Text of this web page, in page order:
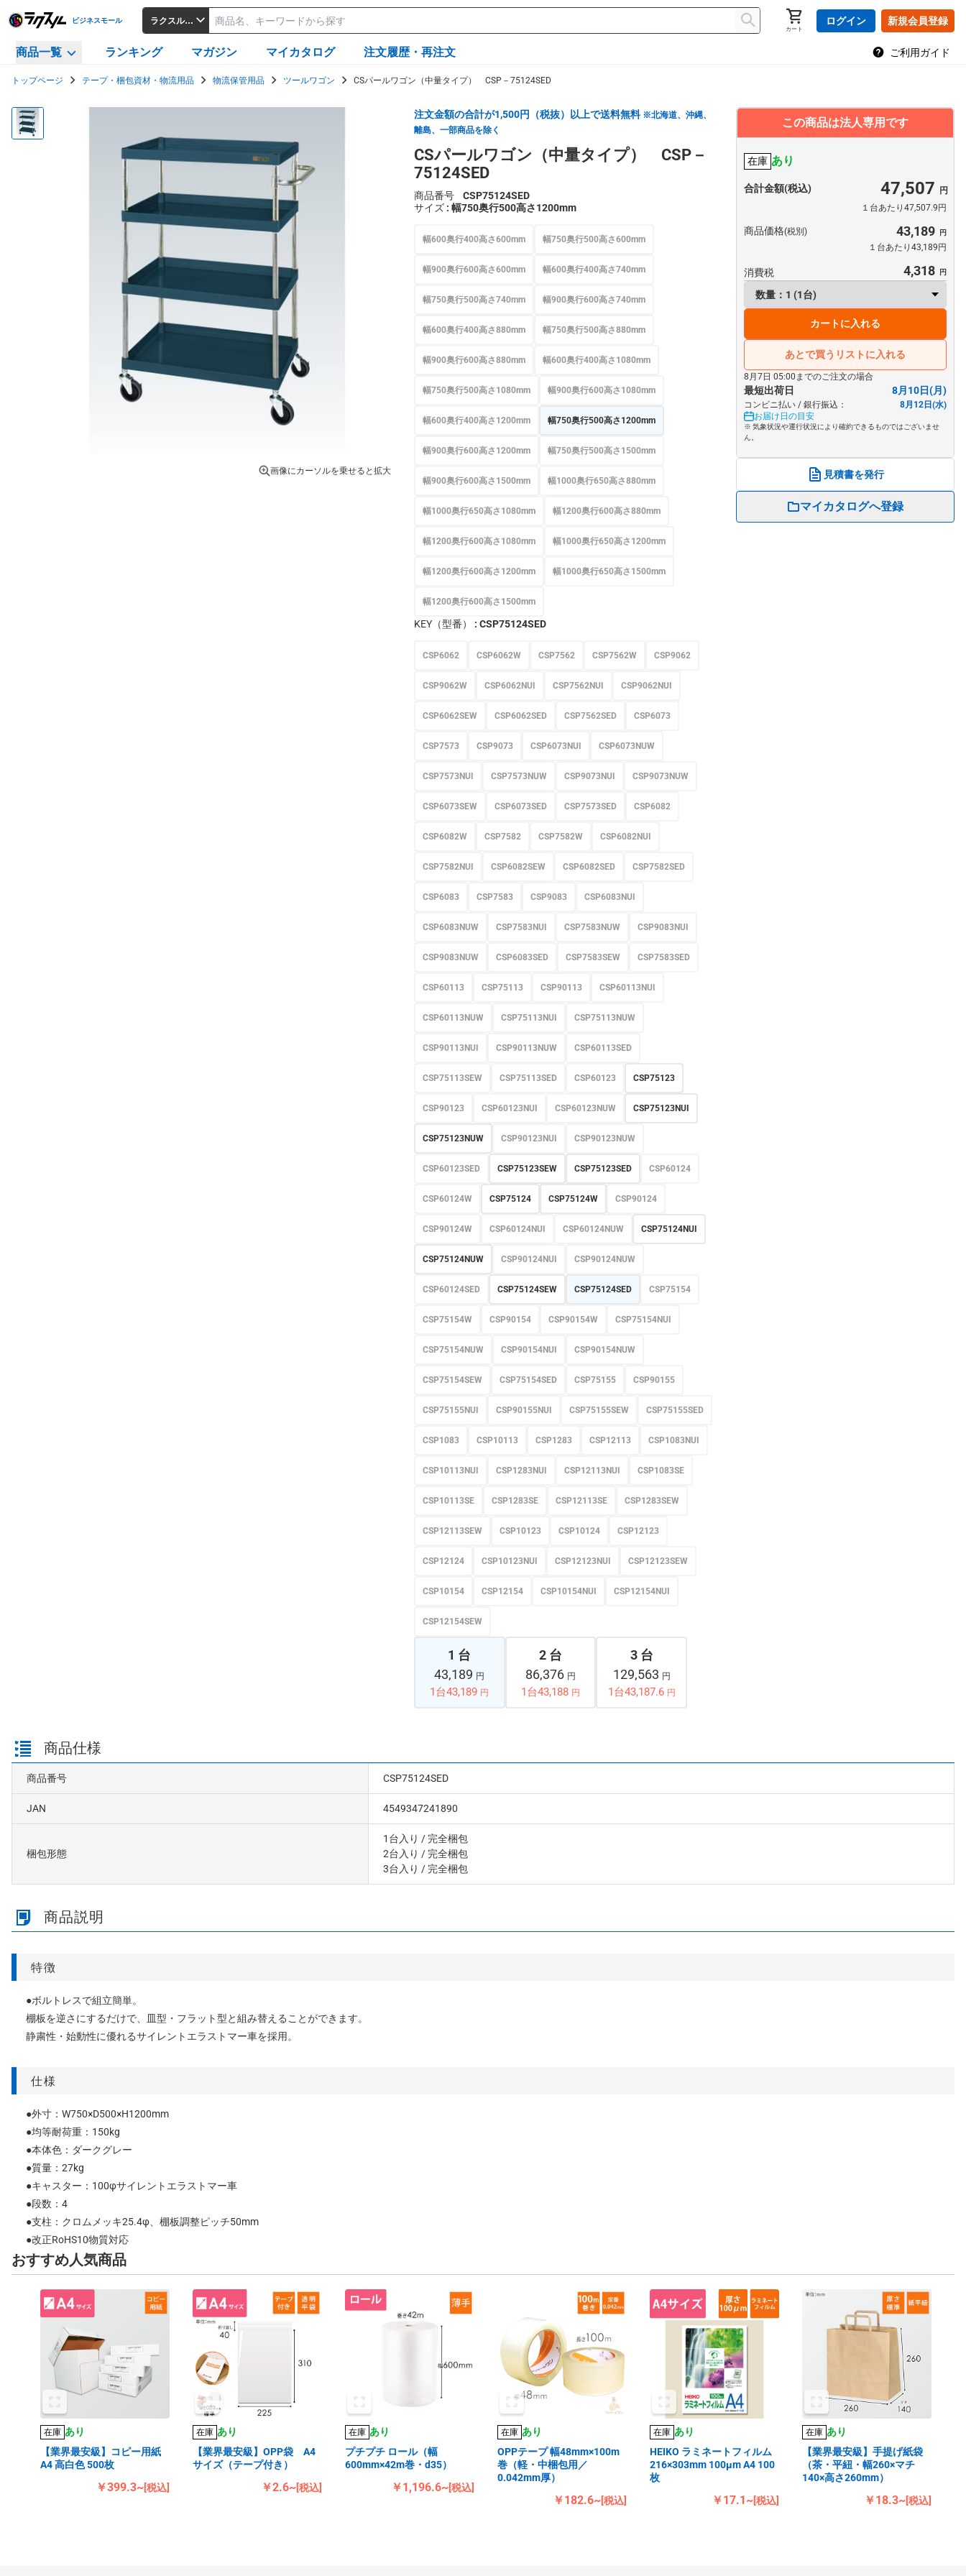
ビジネスモール ラクスルビジネスモール
カート
ログイン 新規会員登録
商品一覧 ランキング マガジン マイカタログ 注文履歴・再注文 ご利用ガイド
トップページ テープ・梱包資材・物流用品 物流保管用品 ツールワゴン CSパールワゴン（中量タイプ） CSP－75124SED
画像にカーソルを乗せると拡大
注文金額の合計が1,500円（税抜）以上で送料無料 ※北海道、沖縄、
離島、一部商品を除く
CSパールワゴン（中量タイプ） CSP－
75124SED
商品番号
CSP75124SED
サイズ : 幅750奥行500高さ1200mm
幅600奥行400高さ600mm 幅750奥行500高さ600mm
幅900奥行600高さ600mm 幅600奥行400高さ740mm
幅750奥行500高さ740mm 幅900奥行600高さ740mm
幅600奥行400高さ880mm 幅750奥行500高さ880mm
幅900奥行600高さ880mm 幅600奥行400高さ1080mm
幅750奥行500高さ1080mm 幅900奥行600高さ1080mm
幅600奥行400高さ1200mm 幅750奥行500高さ1200mm
幅900奥行600高さ1200mm 幅750奥行500高さ1500mm
幅900奥行600高さ1500mm 幅1000奥行650高さ880mm
幅1000奥行650高さ1080mm 幅1200奥行600高さ880mm
幅1200奥行600高さ1080mm 幅1000奥行650高さ1200mm
幅1200奥行600高さ1200mm 幅1000奥行650高さ1500mm
幅1200奥行600高さ1500mm
KEY（型番） : CSP75124SED
CSP6062 CSP6062W CSP7562 CSP7562W CSP9062
CSP9062W CSP6062NUI CSP7562NUI CSP9062NUI
CSP6062SEW CSP6062SED CSP7562SED CSP6073
CSP7573 CSP9073 CSP6073NUI CSP6073NUW
CSP7573NUI CSP7573NUW CSP9073NUI CSP9073NUW
CSP6073SEW CSP6073SED CSP7573SED CSP6082
CSP6082W CSP7582 CSP7582W CSP6082NUI
CSP7582NUI CSP6082SEW CSP6082SED CSP7582SED
CSP6083 CSP7583 CSP9083 CSP6083NUI
CSP6083NUW CSP7583NUI CSP7583NUW CSP9083NUI
CSP9083NUW CSP6083SED CSP7583SEW CSP7583SED
CSP60113 CSP75113 CSP90113 CSP60113NUI
CSP60113NUW CSP75113NUI CSP75113NUW
CSP90113NUI CSP90113NUW CSP60113SED
CSP75113SEW CSP75113SED CSP60123 CSP75123
CSP90123 CSP60123NUI CSP60123NUW CSP75123NUI
CSP75123NUW CSP90123NUI CSP90123NUW
CSP60123SED CSP75123SEW CSP75123SED CSP60124
CSP60124W CSP75124 CSP75124W CSP90124
CSP90124W CSP60124NUI CSP60124NUW CSP75124NUI
CSP75124NUW CSP90124NUI CSP90124NUW
CSP60124SED CSP75124SEW CSP75124SED CSP75154
CSP75154W CSP90154 CSP90154W CSP75154NUI
CSP75154NUW CSP90154NUI CSP90154NUW
CSP75154SEW CSP75154SED CSP75155 CSP90155
CSP75155NUI CSP90155NUI CSP75155SEW CSP75155SED
CSP1083 CSP10113 CSP1283 CSP12113 CSP1083NUI
CSP10113NUI CSP1283NUI CSP12113NUI CSP1083SE
CSP10113SE CSP1283SE CSP12113SE CSP1283SEW
CSP12113SEW CSP10123 CSP10124 CSP12123
CSP12124 CSP10123NUI CSP12123NUI CSP12123SEW
CSP10154 CSP12154 CSP10154NUI CSP12154NUI
CSP12154SEW
1 台
43,189 円
1台43,189 円
2 台
86,376 円
1台43,188 円
3 台
129,563 円
1台43,187.6 円
この商品は法人専用です
在庫 あり
合計金額(税込) 47,507
１台あたり47,507.9円
商品価格(税別) 43,189
１台あたり43,189円
消費税 4,318
カートに入れる
あとで買うリストに入れる
8月7日 05:00までのご注文の場合
最短出荷日 8月10日(月)
コンビニ払い / 銀行振込：
8月12日(水)
お届け日の目安
※ 気象状況や運行状況により確約できるものではございませ
ん。
見積書を発行
マイカタログへ登録
商品仕様
商品番号 CSP75124SED
JAN 4549347241890
梱包形態
1台入り / 完全梱包
2台入り / 完全梱包
3台入り / 完全梱包
商品説明
特徴
●ボルトレスで組立簡単。
棚板を逆さにするだけで、皿型・フラット型と組み替えることができます。
静粛性・始動性に優れるサイレントエラストマー車を採用。
仕様
●外寸：W750×D500×H1200mm
●均等耐荷重：150kg
●本体色：ダークグレー
●質量：27kg
●キャスター：100φサイレントエラストマー車
●段数：4
●支柱：クロムメッキ25.4φ、棚板調整ピッチ50mm
●改正RoHS10物質対応
おすすめ人気商品
在庫 あり
【業界最安級】コピー用紙
A4 高白色 500枚
￥399.3~[税込]
在庫 あり
【業界最安級】OPP袋 A4
サイズ（テープ付き）
￥2.6~[税込]
在庫 あり
プチプチ ロール（幅
600mm×42m巻・d35）
￥1,196.6~[税込]
在庫 あり
OPPテープ 幅48mm×100m
巻（軽・中梱包用／
0.042mm厚）
￥182.6~[税込]
在庫 あり
HEIKO ラミネートフィルム
216×303mm 100μm A4 100
枚
￥17.1~[税込]
在庫 あり
【業界最安級】手提げ紙袋
（茶・平紐・幅260×マチ
140×高さ260mm）
￥18.3~[税込]